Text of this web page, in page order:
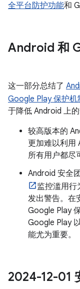
全平台防护功能和
Android 和
这一部分总结了
Google Play 保护机
于降低 Android 上
较高版本的
更加难以利用
所有用户都尽
Android 安全
监控滥用行
发出警告。在
Google Play
Google Play
能尤为重要。
2024-12-01